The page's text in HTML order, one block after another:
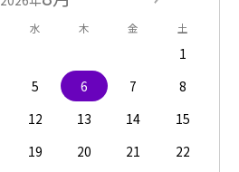
水 木 金 土
1
5 6 7
8
12 13 14
15
19 20 21
22